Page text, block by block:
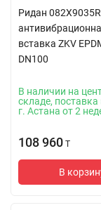
Ридан
вставка ZKV
DN100
В наличии на
складе, поставка
г. Астана от 2
108 960 T
В